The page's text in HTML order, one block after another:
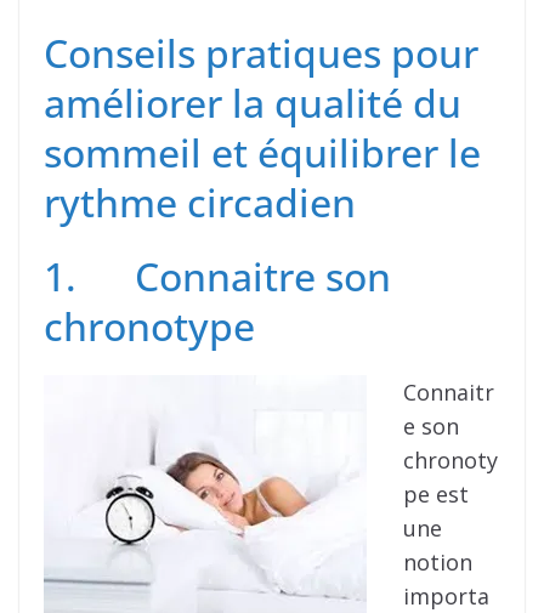
Conseils pratiques pour
améliorer la qualité du
sommeil et équilibrer le
rythme circadien
1. Connaitre son
chronotype
Connaitr
e son
chronoty
pe est
une
notion
importa